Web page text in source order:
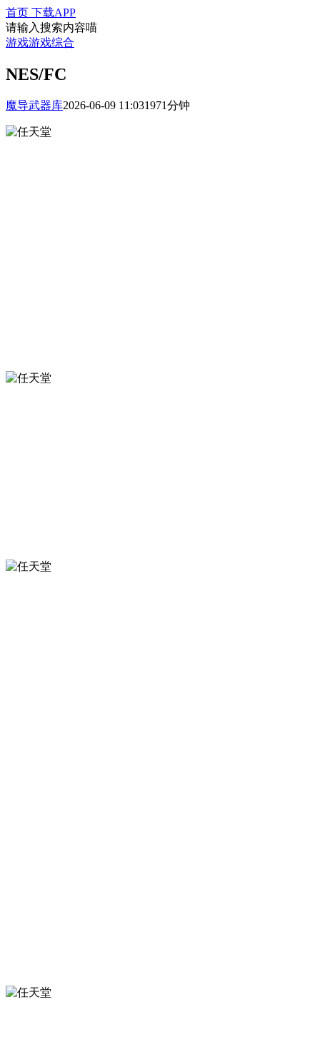
首页 下载APP
请输入搜索内容喵
游戏游戏综合
NES/FC
魔导武器库2026-06-09 11:031971分钟